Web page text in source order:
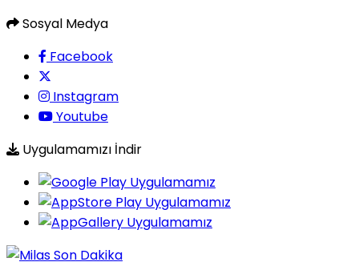
Sosyal Medya
Facebook
Instagram
Youtube
Uygulamamızı İndir